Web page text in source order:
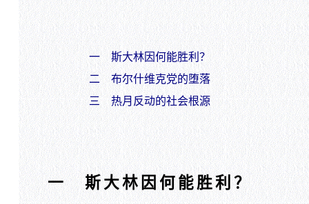
一 斯大林因何能胜利？
二 布尔什维克党的堕落
三 热月反动的社会根源
一 斯大林因何能胜利？